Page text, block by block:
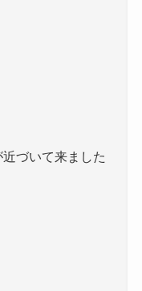
づいて来ました